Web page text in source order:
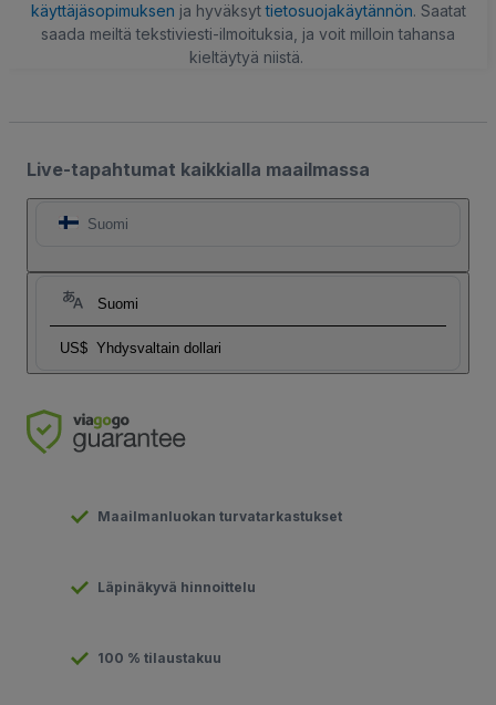
käyttäjäsopimuksen ja hyväksyttietosuojakäytännön. Saatat
saada meiltä tekstiviesti-ilmoituksia, ja voit milloin tahansa
kieltäytyä niistä.
Live-tapahtumat kaikkialla maailmassa
Suomi
Suomi
US$ Yhdysvaltain dollari
Maailmanluokan turvatarkastukset
Läpinäkyvä hinnoittelu
100 % tilaustakuu